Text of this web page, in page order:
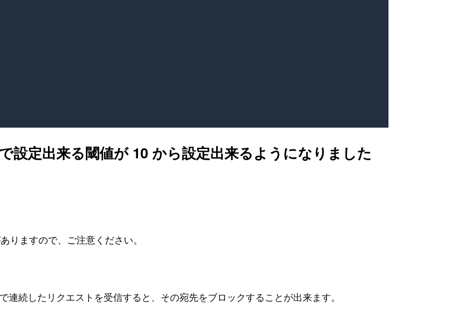
定出来る閾値が 10 から設定出来るようになりました
りますので、ご注意ください。
続したリクエストを受信すると、その宛先をブロックすることが出来ます。